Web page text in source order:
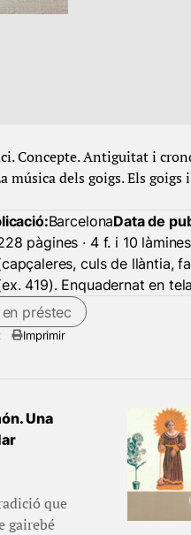
Concepte. Antiguitat i
música dels goigs. Els goigs
BarcelonaData de
pàgines · 4 f. i 10
culs de llàntia,
419). Enquadernat en
préstec
Imprimir
Una
que
gairebé